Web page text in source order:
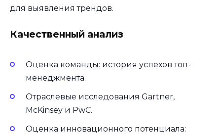
для выявления трендов.
Качественный анализ
Оценка команды: история успехов топ-
менеджмента.
Отраслевые исследования Gartner,
McKinsey и PwC.
Оценка инновационного потенциала: